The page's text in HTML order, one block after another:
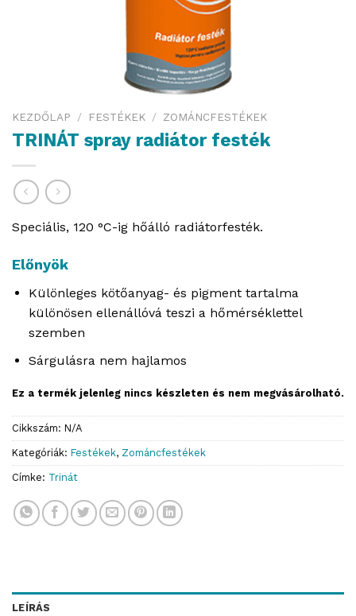
KEZDŐLAP / FESTÉKEK / ZOMÁNCFESTÉKEK
TRINÁT spray radiátor festék
Speciális, 120 °C-ig hőálló radiátorfesték.
Előnyök
Különleges kötőanyag- és pigment tartalma
különösen ellenállóvá teszi a hőmérséklettel
szemben
Sárgulásra nem hajlamos
Ez a termék jelenleg nincs készleten és nem megvásárolható.
Cikkszám: N/A
Kategóriák: Festékek, Zománcfestékek
Címke: Trinát
LEÍRÁS